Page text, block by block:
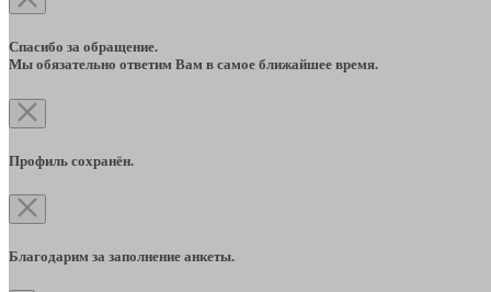
Спасибо за обращение.
Мы обязательно ответим Вам в самое ближайшее время.
Профиль сохранён.
Благодарим за заполнение анкеты.